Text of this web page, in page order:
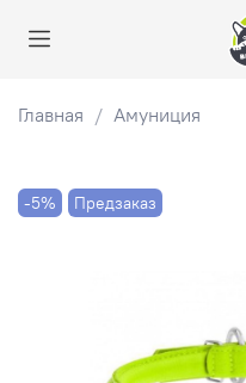
Главная Амуниция
-5% Предзаказ